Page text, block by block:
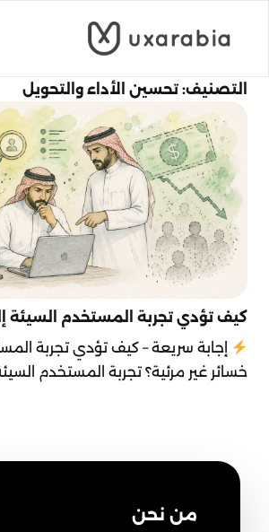
التصنيف: تحسين الأداء والتحويل
كيف تؤدي تجربة المستخدم السيئة
إجابة سريعة – كيف تؤدي تجربة
خسائر غير مرئية؟ تجربة المستخدم
من نحن